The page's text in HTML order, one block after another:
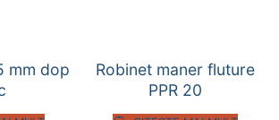
mm dop
Robinet maner fluture
PPR 20